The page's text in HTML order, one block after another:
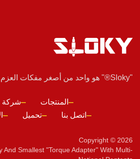
"Sloky®" هو واحد من أصغر مفكات العزم في العالم.
شركة
المنتجات
تحميل اتصل بنا
Copyright © 2026
And Smallest "torque Adapter" With Multi-